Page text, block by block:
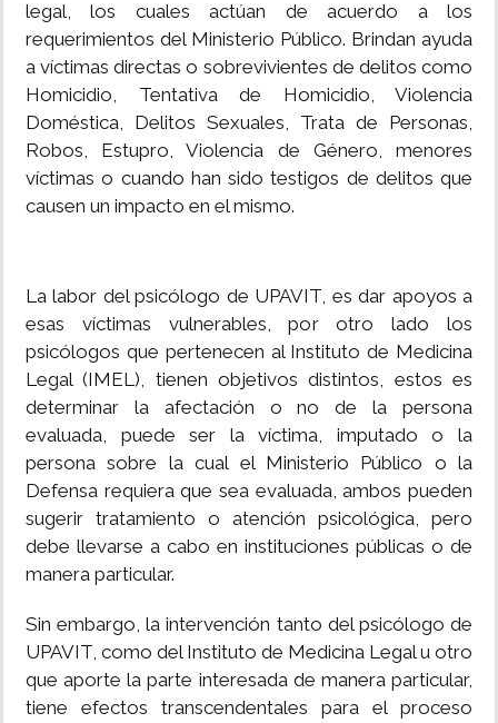
legal, los cuales actúan de acuerdo a los
requerimientos del Ministerio Público. Brindan ayuda
a víctimas directas o sobrevivientes de delitos como
Homicidio, Tentativa de Homicidio, Violencia
Doméstica, Delitos Sexuales, Trata de Personas,
Robos, Estupro, Violencia de Género, menores
víctimas o cuando han sido testigos de delitos que
causen un impacto en el mismo.
La labor del psicólogo de UPAVIT, es dar apoyos a
esas víctimas vulnerables, por otro lado los
psicólogos que pertenecen al Instituto de Medicina
Legal (IMEL), tienen objetivos distintos, estos es
determinar la afectación o no de la persona
evaluada, puede ser la víctima, imputado o la
persona sobre la cual el Ministerio Público o la
Defensa requiera que sea evaluada, ambos pueden
sugerir tratamiento o atención psicológica, pero
debe llevarse a cabo en instituciones públicas o de
manera particular.
Sin embargo, la intervención tanto del psicólogo de
UPAVIT, como del Instituto de Medicina Legal u otro
que aporte la parte interesada de manera particular,
tiene efectos transcendentales para el proceso